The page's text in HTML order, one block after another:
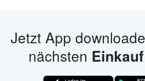
Jetzt App
nächsten